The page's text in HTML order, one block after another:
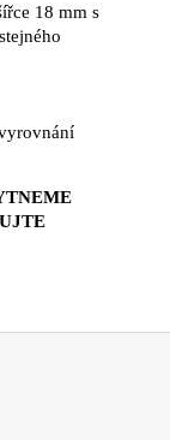
18 mm s